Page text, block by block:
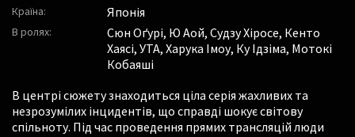
Країна: Японія
В ролях: Сюн Оґурі, Ю Аой, Судзу Хіросе, Кенто
Хаясі, УТА, Харука Імоу, Ку Ідзіма, Мотокі
Кобаяші
В центрі сюжету знаходиться ціла серія жахливих та
незрозумілих інцидентів, що справді шокує світову
спільноту. Під час проведення прямих трансляцій люди